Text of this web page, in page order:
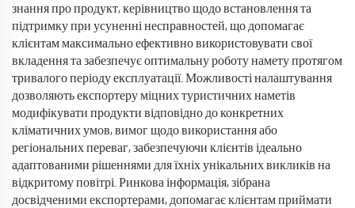
знання про продукт, керівництво щодо встановлення та
підтримку при усуненні несправностей, що допомагає
клієнтам максимально ефективно використовувати свої
вкладення та забезпечує оптимальну роботу намету протягом
тривалого періоду експлуатації. Можливості налаштування
дозволяють експортеру міцних туристичних наметів
модифікувати продукти відповідно до конкретних
кліматичних умов, вимог щодо використання або
регіональних переваг, забезпечуючи клієнтів ідеально
адаптованими рішеннями для їхніх унікальних викликів на
відкритому повітрі. Ринкова інформація, зібрана
досвідченими експортерами, допомагає клієнтам приймати